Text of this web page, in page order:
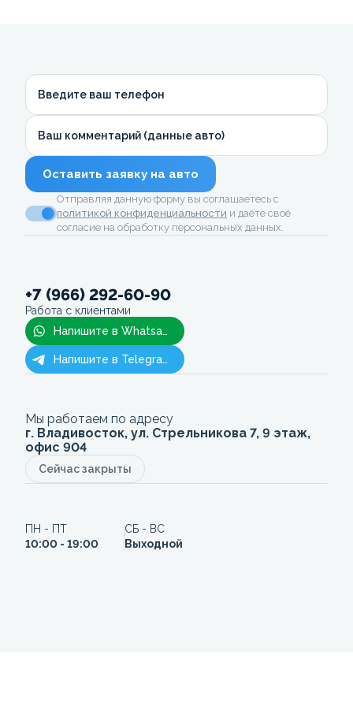
Введите ваш телефон
Ваш комментарий (данные авто)
Оставить заявку на авто
Отправляя данную форму вы соглашаетесь с
политикой конфиденциальности и даёте своё
согласие на обработку персональных данных.
+7 (966) 292-60-90
Работа с клиентами
Напишите в Whatsapp
Напишите в Telegram
Мы работаем по адресу
г. Владивосток, ул. Стрельникова 7, 9 этаж,
офис 904
Сейчас закрыты
ПН - ПТ
10:00 - 19:00
СБ - ВС
Выходной